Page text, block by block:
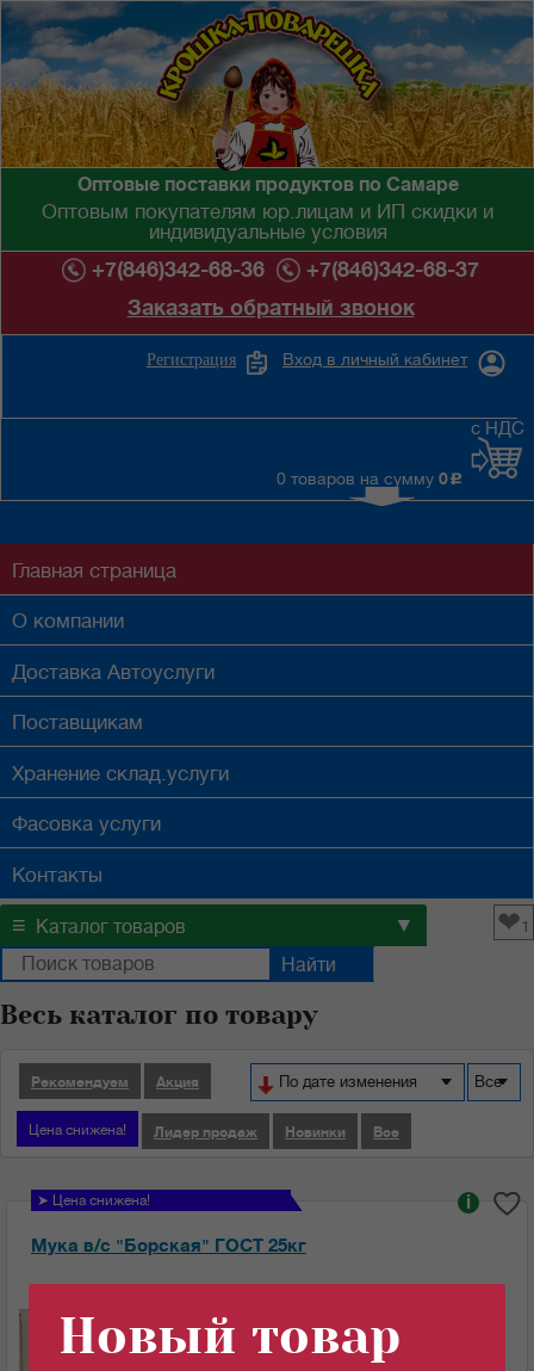
Оптовые поставки продуктов по Самаре
Оптовым покупателям юр.лицам и ИП скидки и
индивидуальные условия
+7(846)342-68-36
+7(846)342-68-37
Заказать обратный звонок
Вход в личный кабинет
Регистрация
0 товаров на сумму 0 c
с НДС
Главная страница
О компании
Доставка Автоуслуги
Поставщикам
Хранение склад.услуги
Фасовка услуги
Контакты
≡ Каталог товаров ▼ ❤1
Весь каталог по товару
Все
По дате изменения
Рекомендуем Акция
Цена снижена! Лидер продаж Новинки Все
➤ Цена снижена!
Мука в/с "Борская" ГОСТ 25кг
i
28.25 c
Новый товар